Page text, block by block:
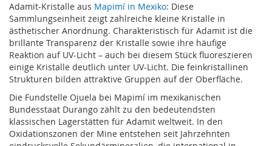
Adamit-Kristalle aus Mapimí in Mexiko: Diese
Sammlungseinheit zeigt zahlreiche kleine Kristalle in
ästhetischer Anordnung. Charakteristisch für Adamit ist die
brillante Transparenz der Kristalle sowie ihre häufige
Reaktion auf UV-Licht – auch bei diesem Stück fluoreszieren
einige Kristalle deutlich unter UV-Licht. Die feinkristallinen
Strukturen bilden attraktive Gruppen auf der Oberfläche.
Die Fundstelle Ojuela bei Mapimí im mexikanischen
Bundesstaat Durango zählt zu den bedeutendsten
klassischen Lagerstätten für Adamit weltweit. In den
Oxidationszonen der Mine entstehen seit Jahrzehnten